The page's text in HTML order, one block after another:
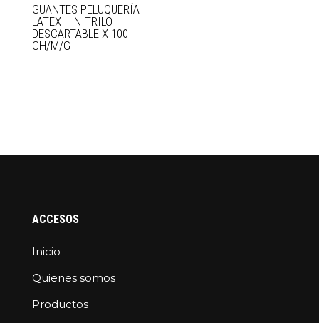
GUANTES PELUQUERÍA
LATEX – NITRILO
DESCARTABLE X 100
CH/M/G
ACCESOS
Inicio
Quienes somos
Productos